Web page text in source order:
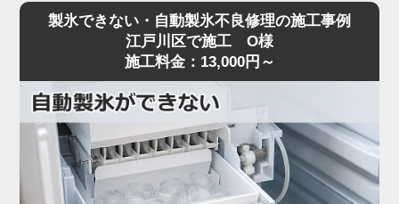
いとのトラブルでご依頼をいただきました。確認し
たところ、経年劣化によってドアパッキンに隙間が
生じ、そこから外の湿った空気が入り込んで凍りつ
いている状態でした。また、自動霜取り機能のセン
サーにも不具合が見られたため、今回はドアパッキ
ンの新調と、霜取りセンサーの交換修理を同時に実
施いたしました。パッキンの密着性が戻ったことで
外気の侵入を防ぎ、霜の発生を根本から解決してい
製氷できない・自動製氷不良修理の施工事例
江戸川区で施工 O様
施工料金：13,000円～